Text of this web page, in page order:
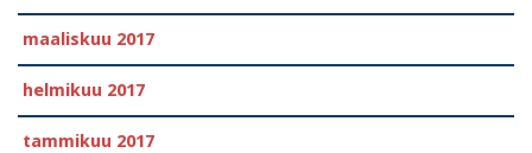
maaliskuu 2017
helmikuu 2017
tammikuu 2017